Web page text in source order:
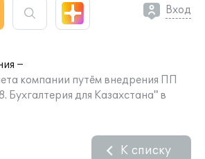
Вход
компании путём внедрения ПП
Бухгалтерия для Казахстана" в
К списку